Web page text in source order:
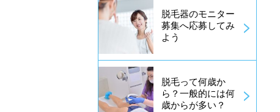
脱毛器のモニター
募集へ応募してみ
よう
脱毛って何歳か
ら？一般的には何
歳からが多い？